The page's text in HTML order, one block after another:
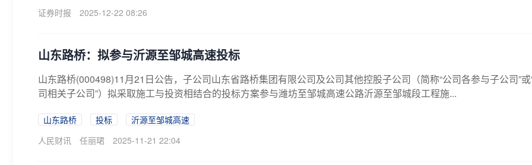
证券时报
2025-12-22 08:26
山东路桥：拟参与沂源至邹城高速投标
山东路桥(000498)11月21日公告，子公司山东省路桥集团有限公司及公司其他控股子公司（简称“公司各参与子公司”或
司相关子公司”）拟采取施工与投资相结合的投标方案参与潍坊至邹城高速公路沂源至邹城段工程施...
山东路桥 投标
沂源至邹城高速
人民财讯
任丽珺 2025-11-21 22:04